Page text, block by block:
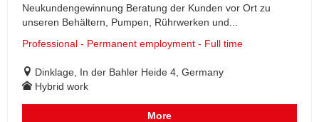
Neukundengewinnung Beratung der Kunden vor Ort zu
unseren Behältern, Pumpen, Rührwerken und...
Professional - Permanent employment - Full time
Dinklage, In der Bahler Heide 4, Germany
Hybrid work
More